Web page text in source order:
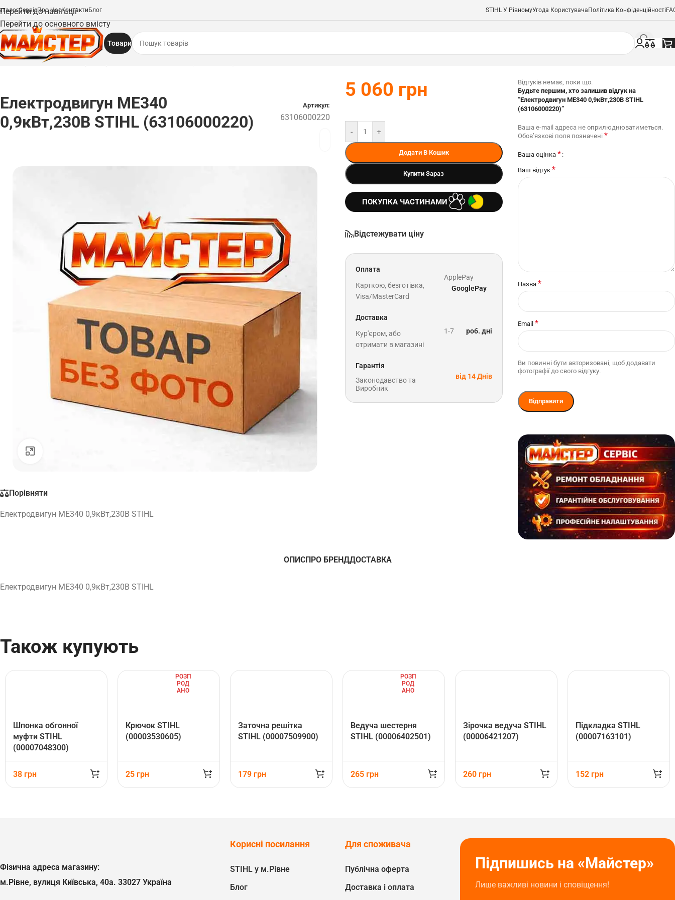
Перейти до навігації
Перейти до основного вмісту
СервісПро НасКонтакти Блог STIHL У РівномуУгода Користувача Політика Конфіденційності
Товари
Запчастини
Електродвигун МЕ340
0,9кВт,230В STIHL (63106000220)
Артикул:
63106000220
Порівняти
Електродвигун МЕ340 0,9кВт,230В STIHL
5 060 грн
- +
Додати В Кошик
Купити Зараз
ПОКУПКА ЧАСТИНАМИ
Відстежувати ціну
Оплата
Карткою, безготівка,
Visa/MasterCard
ApplePay
GooglePay
Доставка
Кур'єром, або
отримати в магазині
1-7 роб. дні
Гарантія
Законодавство та
Виробник
від 14 Днів
Відгуків немає, поки що.
Будьте першим, хто залишив відгук на
“Електродвигун МЕ340 0,9кВт,230В STIHL
(63106000220)”
Ваша e-mail адреса не оприлюднюватиметься.
Обов’язкові поля позначені *
Ваша оцінка *
Ваш відгук *
Назва *
Email *
Ви повинні бути авторизовані, щоб додавати
фотографії до свого відгуку.
ОПИСПРО БРЕНДДОСТАВКА
Електродвигун МЕ340 0,9кВт,230В STIHL
Також купують
Шпонка обгонної
муфти STIHL
(00007048300)
38 грн
РОЗП
РОД
АНО
Крючок STIHL
(00003530605)
25 грн
Заточна решітка
STIHL (00007509900)
179 грн
РОЗП
РОД
АНО
Ведуча шестерня
STIHL (00006402501)
265 грн
Зірочка ведуча STIHL
(00006421207)
260 грн
Підкладка STIHL
(00007163101)
152 грн
Фізична адреса магазину:
м.Рівне, вулиця Київська, 40а. 33027 Україна
Корисні посилання
STIHL у м.Рівне
Блог
Для споживача
Публічна оферта
Доставка і оплата
Підпишись на «Майстер»
Лише важливі новини і сповіщення!